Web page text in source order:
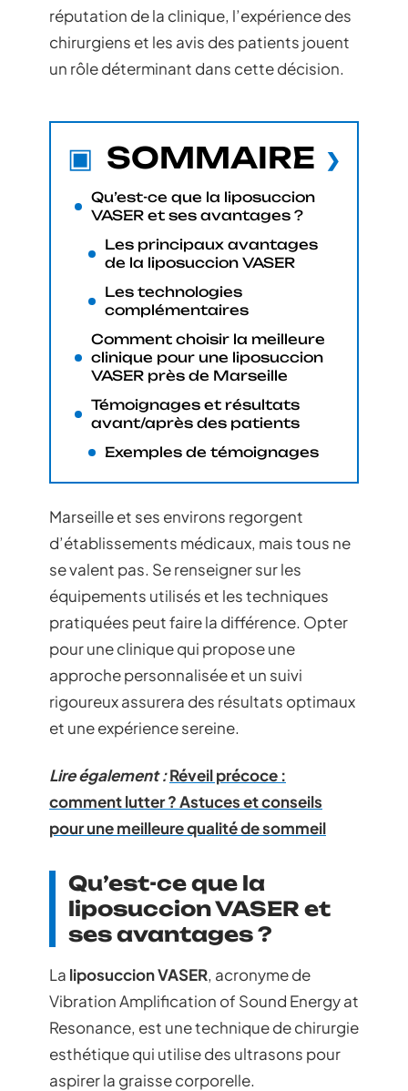
réputation de la clinique, l’expérience des
chirurgiens et les avis des patients jouent
un rôle déterminant dans cette décision.
SOMMAIRE
Qu’est-ce que la liposuccion
VASER et ses avantages ?
Les principaux avantages
de la liposuccion VASER
Les technologies
complémentaires
Comment choisir la meilleure
clinique pour une liposuccion
VASER près de Marseille
Témoignages et résultats
avant/après des patients
Exemples de témoignages
Marseille et ses environs regorgent
d’établissements médicaux, mais tous ne
se valent pas. Se renseigner sur les
équipements utilisés et les techniques
pratiquées peut faire la différence. Opter
pour une clinique qui propose une
approche personnalisée et un suivi
rigoureux assurera des résultats optimaux
et une expérience sereine.
Lire également :Réveil précoce :
comment lutter ? Astuces et conseils
pour une meilleure qualité de sommeil
Qu’est-ce que la
liposuccion VASER et
ses avantages ?
La liposuccion VASER, acronyme de
Vibration Amplification of Sound Energy at
Resonance, est une technique de chirurgie
esthétique qui utilise des ultrasons pour
aspirer la graisse corporelle.